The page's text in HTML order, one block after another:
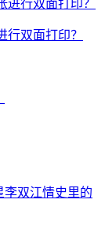
双面打印？